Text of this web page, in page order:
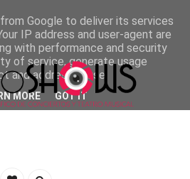
Google to deliver its services
IP address and user-agent are
with performance and security
of service, generate usage
and address abuse.
MORE GOT IT